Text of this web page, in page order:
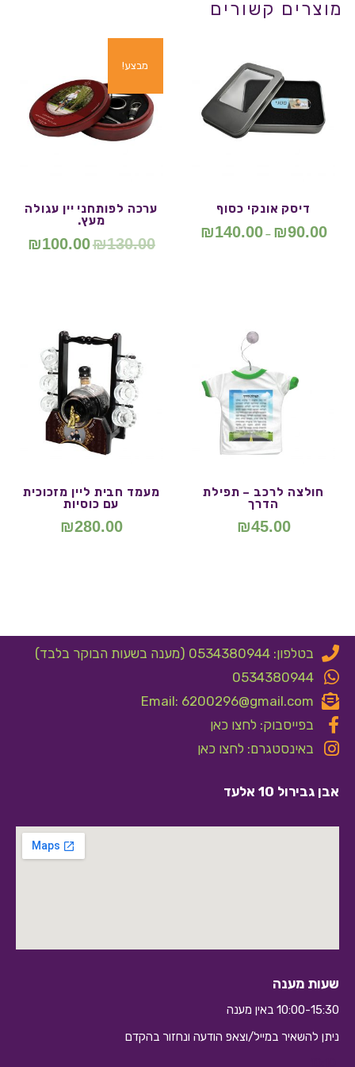
מוצרים קשורים
דיסק אונקי כסוף
₪90.00
–
₪140.00
מבצע!
ערכה לפותחני יין עגולה
מעץ.
₪130.00
₪100.00
חולצה לרכב – תפילת
הדרך
₪45.00
מעמד חבית ליין מזכוכית
עם כוסיות
₪280.00
בטלפון: 0534380944 (מענה בשעות הבוקר בלבד)
0534380944
Email: 6200296@gmail.com
בפייסבוק: לחצו כאן
באינסטגרם: לחצו כאן
אבן גבירול 10 אלעד
שעות מענה
10:00-15:30 באין מענה
ניתן להשאיר במייל/וצאפ הודעה ונחזור בהקדם